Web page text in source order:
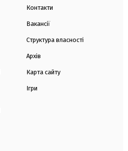
Контакти
Вакансії
Структура власності
Архів
Карта сайту
Ігри